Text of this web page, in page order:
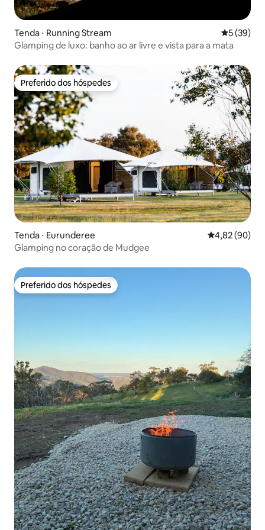
Tenda ⋅ Running Stream 5 de uma
5 (39)
Glamping de luxo: banho ao ar livre e vista para a mata
Preferido dos hóspedes
Preferido dos hóspedes
Tenda ⋅ Eurunderee 4,82 de uma
4,82 (90)
Glamping no coração de Mudgee
Preferido dos hóspedes
Preferido dos hóspedes